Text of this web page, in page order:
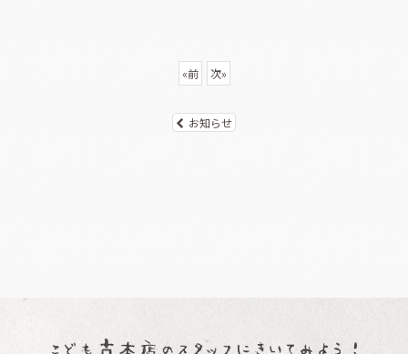
«前 次»
お知らせ